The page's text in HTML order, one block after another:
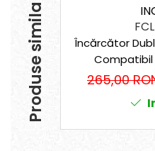
Produse similare
Încărcător
265,00